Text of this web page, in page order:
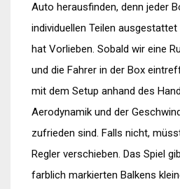
Auto herausfinden, denn jeder
individuellen Teilen
hat Vorlieben. Sobald wir eine
und die Fahrer in der Box
mit dem Setup anhand des
Aerodynamik und der
zufrieden sind. Falls nicht,
Regler verschieben. Das Spiel
farblich markierten Balkens